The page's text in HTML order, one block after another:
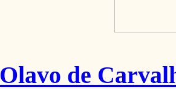
Olavo de